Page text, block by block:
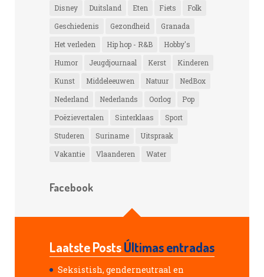
Disney
Duitsland Eten Fiets
Folk
Geschiedenis
Gezondheid
Granada
Het verleden
Hip hop - R&B
Hobby's
Humor
Jeugdjournaal Kerst
Kinderen
Kunst
Middeleeuwen Natuur
NedBox
Nederland
Nederlands Oorlog
Pop
Poëzievertalen
Sinterklaas
Sport
Studeren
Suriname
Uitspraak
Vakantie
Vlaanderen Water
Facebook
Laatste PostsÚltimas entradas
Seksistish, genderneutraal en